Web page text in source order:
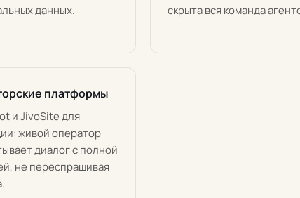
данных.
скрыта вся команда
платформы
и JivoSite для
живой оператор
диалог с полной
не переспрашивая